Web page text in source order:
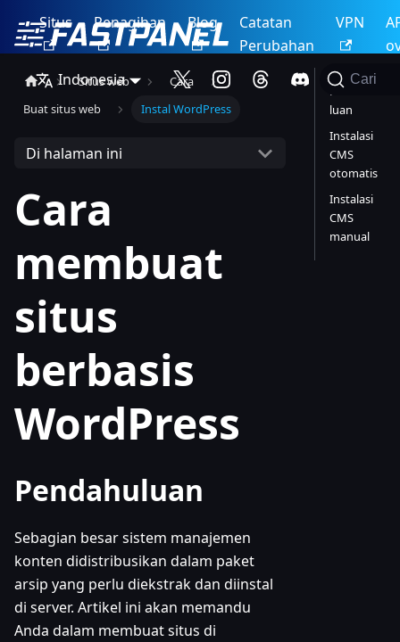
Situs Penagihan Blog
Catatan
Perubahan
VPN
Indonesia
Cari
Situs web
Cara
Buat situs web
Instal WordPress
Di halaman ini
Cara
membuat
situs
berbasis
WordPress
Pendahuluan
Sebagian besar sistem manajemen
konten didistribusikan dalam paket
arsip yang perlu diekstrak dan diinstal
di server. Artikel ini akan memandu
Anda dalam membuat situs di
Pendahu
luan
Instalasi
CMS
otomatis
Instalasi
CMS
manual